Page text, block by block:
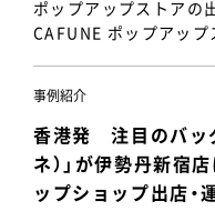
ポップアップストアの
CAFUNE ポップアッ
事例紹介
香港発 注目のバッ
ネ）」が伊勢丹新宿
ップショップ出店・